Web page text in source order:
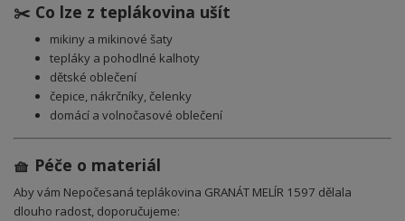
✂️ Co lze z teplákovina ušít
mikiny a mikinové šaty
tepláky a pohodlné kalhoty
dětské oblečení
čepice, nákrčníky, čelenky
domácí a volnočasové oblečení
🧺 Péče o materiál
Aby vám Nepočesaná teplákovina GRANÁT MELÍR 1597 dělala
dlouho radost, doporučujeme: